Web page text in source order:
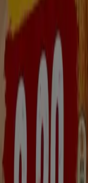
Catálogos
Torreorgaz
Covirán es una
distribución
tienen gran
establecimientos
los
folletos de
de marcas
productos frescos.